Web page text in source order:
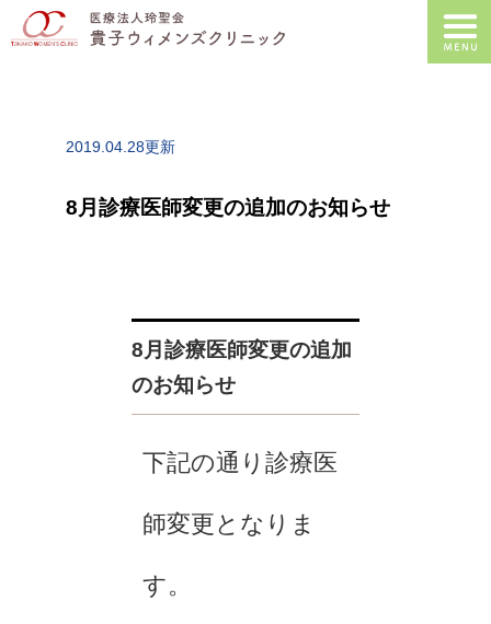
2019.04.28更新
8月診療医師変更の追加のお知らせ
8月診療医師変更の追加
のお知らせ
下記の通り診療医
師変更となりま
す。